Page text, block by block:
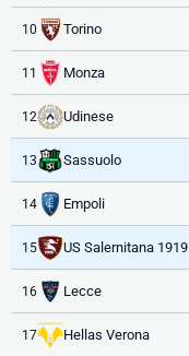
10 Torino
11 Monza
12 Udinese
13 Sassuolo
14 Empoli
15 US Salernitana 1919
16 Lecce
17 Hellas Verona